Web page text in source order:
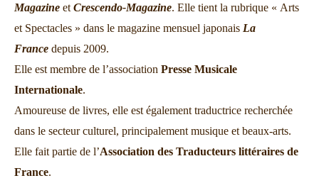
Magazine et Crescendo-Magazine. Elle tient la rubrique « Arts
et Spectacles » dans le magazine mensuel japonais La
France depuis 2009.
Elle est membre de l’association Presse Musicale
Internationale.
Amoureuse de livres, elle est également traductrice recherchée
dans le secteur culturel, principalement musique et beaux-arts.
Elle fait partie de l’Association des Traducteurs littéraires de
France.